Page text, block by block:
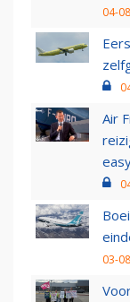
04-
Air
03-